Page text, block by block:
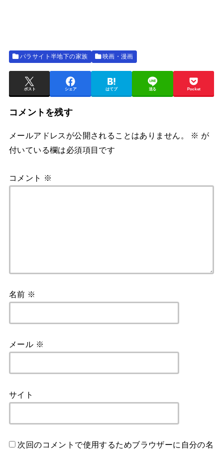
パラサイト半地下の家族 映画・漫画
ポスト シェア はてブ 送る Pocket
コメントを残す
メールアドレスが公開されることはありません。 ※ が
付いている欄は必須項目です
コメント ※
名前 ※
メール ※
サイト
次回のコメントで使用するためブラウザーに自分の名